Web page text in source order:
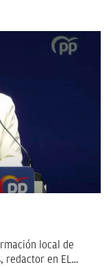
local de
redactor en EL